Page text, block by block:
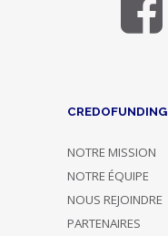
CREDOFUNDING
NOTRE MISSION
NOTRE ÉQUIPE
NOUS REJOINDRE
PARTENAIRES